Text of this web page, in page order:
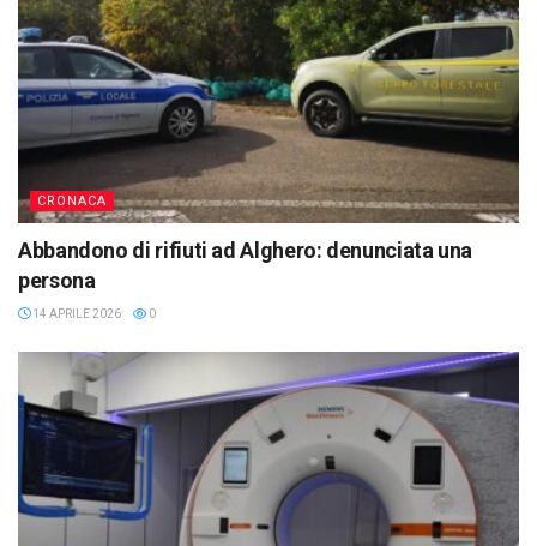
CRONACA
Abbandono di rifiuti ad Alghero: denunciata una
persona
14 APRILE 2026 0